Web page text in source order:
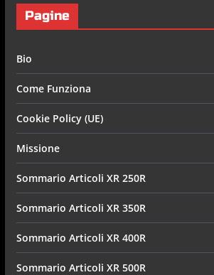
Pagine
Bio
Come Funziona
Cookie Policy (UE)
Missione
Sommario Articoli XR 250R
Sommario Articoli XR 350R
Sommario Articoli XR 400R
Sommario Articoli XR 500R